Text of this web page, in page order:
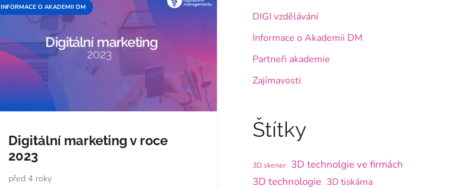
INFORMACE O AKADEMII DM
Digitální marketing v roce
2023
před 4 roky
DIGI vzdělávání
Informace o Akademii DM
Partneři akademie
Zajímavosti
Štítky
3D skener
3D technolgie ve firmách
3D technologie 3D tiskárna